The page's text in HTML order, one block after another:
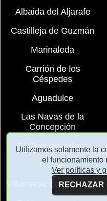
Albaida del Aljarafe
Castilleja de Guzmán
Marinaleda
Carrión de los
Céspedes
Aguadulce
Las Navas de la
Concepción
El Real de la Jara
Coripe
Villanueva de San Juan
Utilizamos solamente la
el funcionamiento
Ver políticas y
RECHAZAR